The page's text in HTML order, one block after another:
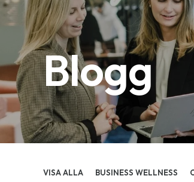
Blogg
VISA ALLA BUSINESS WELLNESS